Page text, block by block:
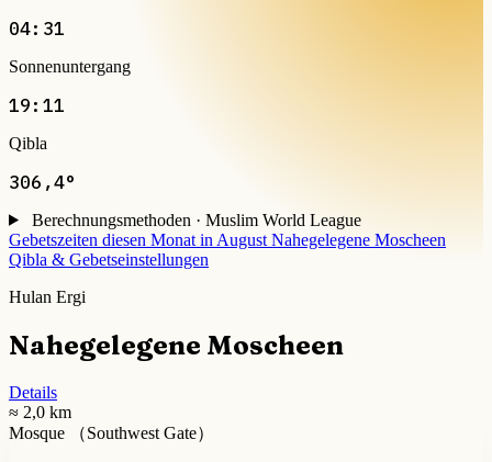
04:31
Sonnenuntergang
19:11
Qibla
306,4°
Berechnungsmethoden · Muslim World League
Gebetszeiten diesen Monat in August Nahegelegene Moscheen
Qibla & Gebetseinstellungen
Hulan Ergi
Nahegelegene Moscheen
Details
≈ 2,0 km
Mosque （Southwest Gate）